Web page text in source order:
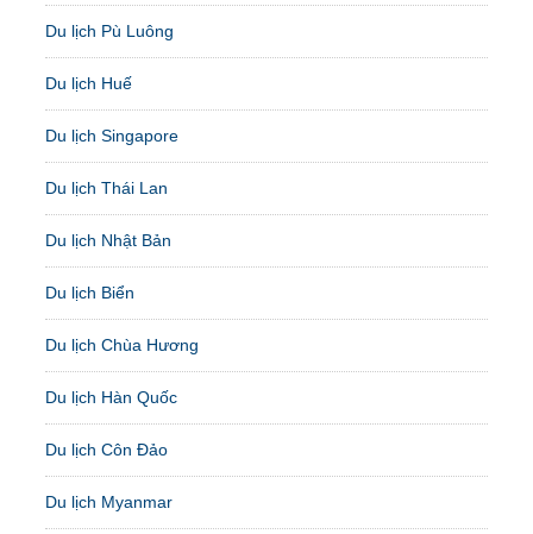
Du lịch Pù Luông
Du lịch Huế
Du lịch Singapore
Du lịch Thái Lan
Du lịch Nhật Bản
Du lịch Biển
Du lịch Chùa Hương
Du lịch Hàn Quốc
Du lịch Côn Đảo
Du lịch Myanmar